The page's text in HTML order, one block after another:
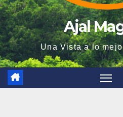
Ajal
Una Vista a lo